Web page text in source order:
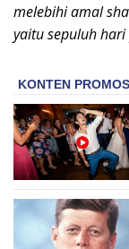
melebihi amal
yaitu sepuluh